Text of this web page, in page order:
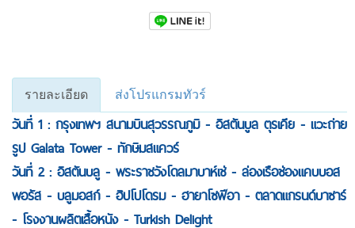
รายละเอียด ส่งโปรแกรมทัวร์
วันที่ 1 : กรุงเทพฯ สนามบินสุวรรณภูมิ - อิสตันบูล ตุรเคีย - แวะถ่าย
รูป Galata Tower - ทักษิมสแควร์
วันที่ 2 : อิสตันบลู - พระราชวังโดลมาบาห์เช่ - ล่องเรือช่องแคบบอส
พอรัส - บลูมอสก์ - ฮิปโปโดรม - ฮายาโซฟีอา - ตลาดแกรนด์บาซาร์
- โรงงานผลิตเสื้อหนัง - Turkish Delight